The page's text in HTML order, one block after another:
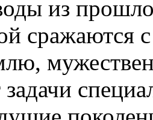
из
сражаются